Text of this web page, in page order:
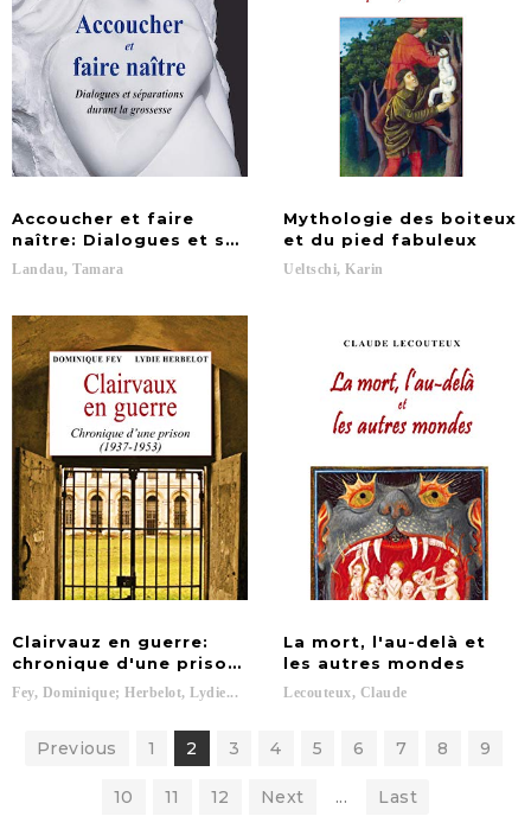
Accoucher et faire
naître: Dialogues et séparations durant la
Landau, Tamara
Mythologie des boiteux
et du pied fabuleux
Ueltschi, Karin
Clairvauz en guerre:
chronique d'une prison (1937-1950)
Fey, Dominique; Herbelot, Lydie...
La mort, l'au-delà et
les autres mondes
Lecouteux, Claude
Previous 1 2 3 4 5 6 7 8 9
10 11 12 Next ... Last